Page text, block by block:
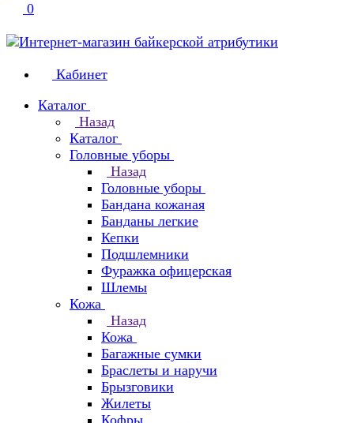
0
Кабинет
Каталог
Назад
Каталог
Головные уборы
Назад
Головные уборы
Бандана кожаная
Банданы легкие
Кепки
Подшлемники
Фуражка офицерская
Шлемы
Кожа
Назад
Кожа
Багажные сумки
Браслеты и наручи
Брызговики
Жилеты
Кофры